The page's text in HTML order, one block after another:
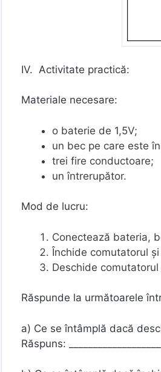
IV. Activitate practică:
Materiale necesare:
o baterie de 1,5V;
un bec pe care este
trei fire conductoare;
un întrerupător.
Mod de lucru:
Conectează bateria,
Închide comutatorul
Deschide
Răspunde la următoarele
a) Ce se întâmplă dacă
Răspuns: